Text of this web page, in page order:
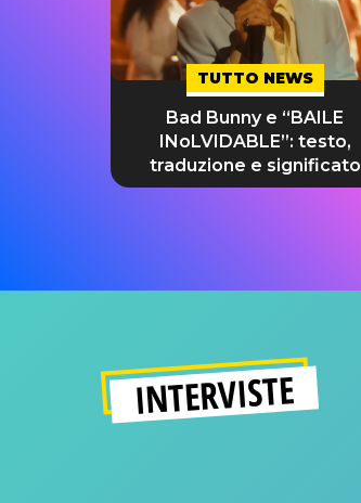
TUTTO NEWS
Bad Bunny e “BAILE
INoLVIDABLE”: testo,
traduzione e significato
INTERVISTE